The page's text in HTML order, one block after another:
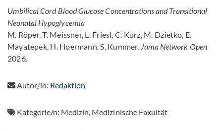
Umbilical Cord Blood Glucose Concentrations and Transitional
Neonatal Hypoglycemia
M. Röper, T. Meissner, L. Friesl, C. Kurz, M. Dzietko, E.
Mayatepek, H. Hoermann, S. Kummer. Jama Network Open
2026.
Autor/in: Redaktion
Kategorie/n: Medizin, Medizinische Fakultät